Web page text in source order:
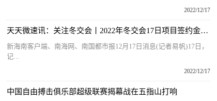
2022/12/17
天天微速讯：关注冬交会丨2022年冬交会17日项目签约金额约183亿元
新海南客户端、南海网、南国都市报12月17日消息(记者易帆)17日，
记...
2022/12/17
中国自由搏击俱乐部超级联赛揭幕战在五指山打响